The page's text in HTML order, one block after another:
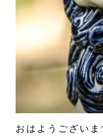
おはようございま